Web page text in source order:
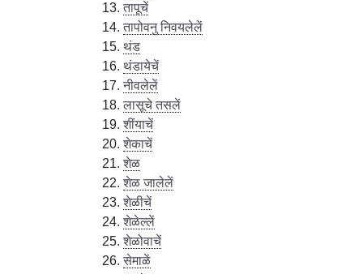
तापूचें
तापोवनु निवयलेलें
थंड
थंडायेचें
नीवलेलें
लासूचे तसलें
शींयाचें
शेकाचें
शेळ
शेळ जालेलें
शेळीचें
शेळेल्लें
शेळोवाचें
सेमाळें